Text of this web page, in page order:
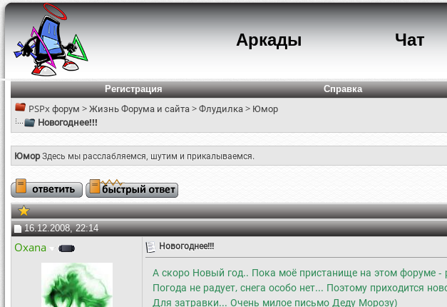
Аркады Чат
Регистрация Справка
PSPx форум >Жизнь Форума и сайта>Флудилка> Юмор
Новогоднее!!!
ЮморЗдесь мы расслабляемся, шутим и прикалываемся.
16.12.2008, 22:14
Oxana Новогоднее!!!
А скоро Новый год.. Пока моё пристанище на этом форуме -
Погода не радует, снега особо нет... Поэтому приходится
Для затравки... Очень милое письмо Деду Морозу)